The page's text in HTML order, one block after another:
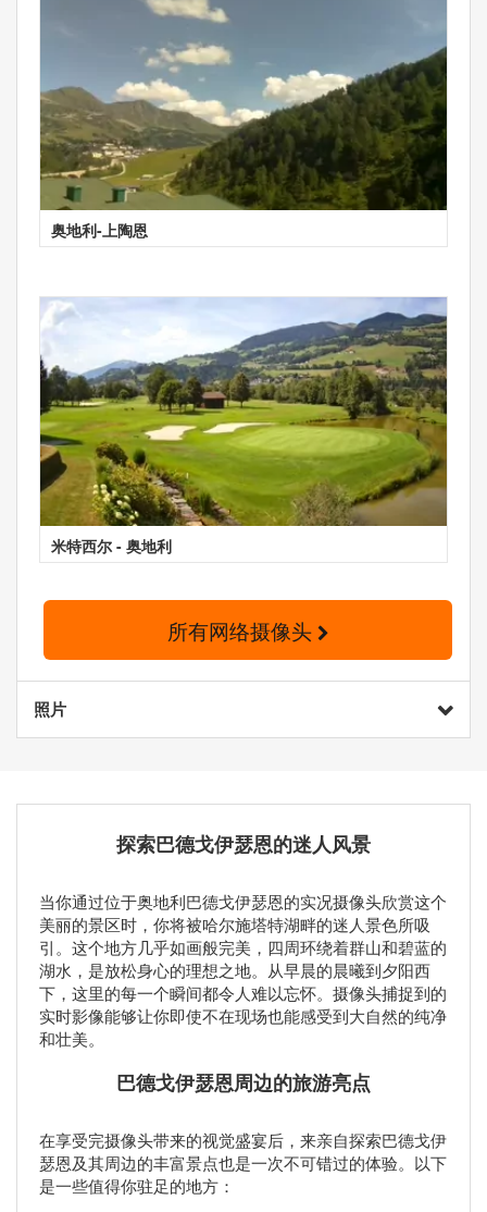
奥地利-上陶恩
米特西尔 - 奥地利
所有网络摄像头
照片
探索巴德戈伊瑟恩的迷人风景
当你通过位于奥地利巴德戈伊瑟恩的实况摄像头欣赏这个
美丽的景区时，你将被哈尔施塔特湖畔的迷人景色所吸
引。这个地方几乎如画般完美，四周环绕着群山和碧蓝的
湖水，是放松身心的理想之地。从早晨的晨曦到夕阳西
下，这里的每一个瞬间都令人难以忘怀。摄像头捕捉到的
实时影像能够让你即使不在现场也能感受到大自然的纯净
和壮美。
巴德戈伊瑟恩周边的旅游亮点
在享受完摄像头带来的视觉盛宴后，来亲自探索巴德戈伊
瑟恩及其周边的丰富景点也是一次不可错过的体验。以下
是一些值得你驻足的地方：